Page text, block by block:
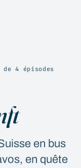
de 4 épisodes
en bus
en quête